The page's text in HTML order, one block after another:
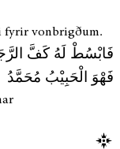
fyrir vonbrigðum.
فَابْسُطْ لَهُ كَفَّ
فَهْوَ الْحَبِيْبُ مُحَمَّدُ